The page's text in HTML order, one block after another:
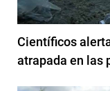
Científicos
atrapada en las